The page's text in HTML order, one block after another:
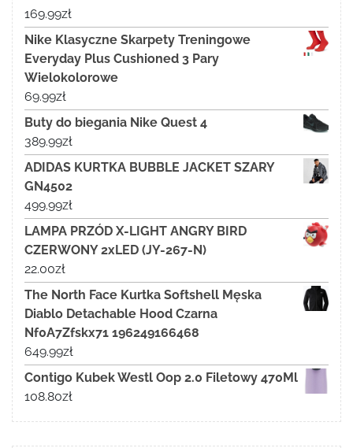
169.99zł
Nike Klasyczne Skarpety Treningowe
Everyday Plus Cushioned 3 Pary
Wielokolorowe
69.99zł
Buty do biegania Nike Quest 4
389.99zł
ADIDAS KURTKA BUBBLE JACKET SZARY
GN4502
499.99zł
LAMPA PRZÓD X-LIGHT ANGRY BIRD
CZERWONY 2xLED (JY-267-N)
22.00zł
The North Face Kurtka Softshell Męska
Diablo Detachable Hood Czarna
Nf0A7Zfskx71 196249166468
649.99zł
Contigo Kubek Westl Oop 2.0 Filetowy 470Ml
108.80zł